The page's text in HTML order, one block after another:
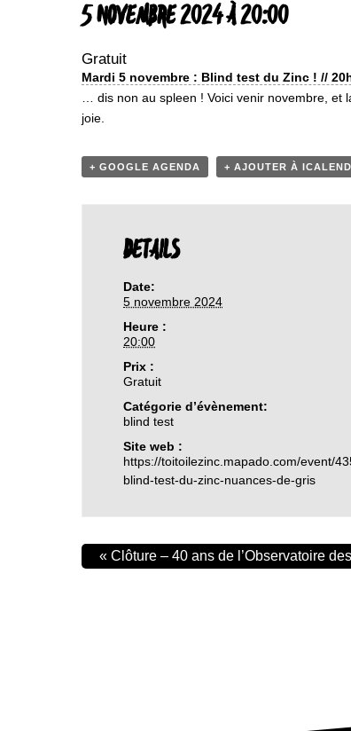
5 NOVEMBRE 2024 À 20:00
Gratuit
Mardi 5 novembre : Blind test du Zinc ! //
… dis non au spleen ! Voici venir novembre,
joie.
+ GOOGLE AGENDA + AJOUTER À
DETAILS
Date:
5 novembre 2024
Heure :
20:00
Prix :
Gratuit
Catégorie d’évènement:
blind test
Site web :
https://toitoilezinc.mapado.com/event/
blind-test-du-zinc-nuances-de-gris
« Clôture – 40 ans de l’Observatoire